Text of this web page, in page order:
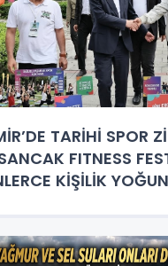
TARİHİ SPOR
FITNESS
KİŞİLİK